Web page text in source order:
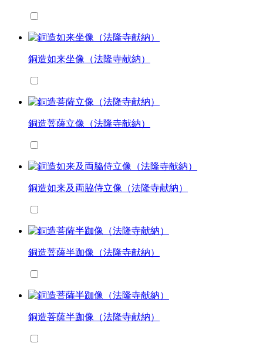
銅造如来坐像（法隆寺献納）
銅造菩薩立像（法隆寺献納）
銅造如来及両脇侍立像（法隆寺献納）
銅造菩薩半跏像（法隆寺献納）
銅造菩薩半跏像（法隆寺献納）